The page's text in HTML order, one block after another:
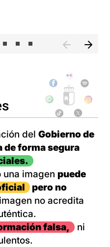
del Gobierno de
de forma segura
una imagen puede
pero no
no acredita
falsa,
ni